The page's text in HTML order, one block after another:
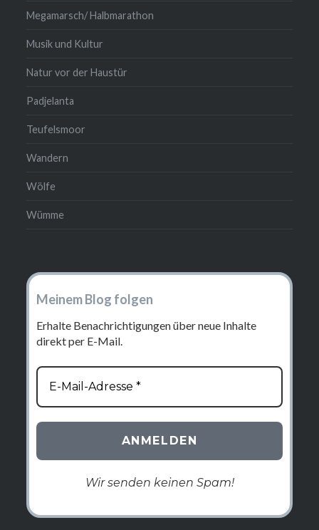
Megamarsch/ Halbmarathon
Musik und Kultur
Natur vor der Haustür
Padjelanta
Teufelsmoor
Wandern
Wölfe
Wümme
Meinem Blog folgen
Erhalte Benachrichtigungen über neue Inhalte
direkt per E-Mail.
Wir senden keinen Spam!